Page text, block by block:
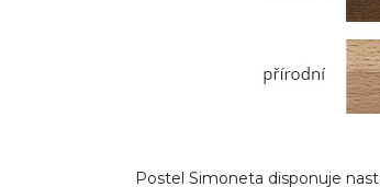
Postel Simoneta disponuje